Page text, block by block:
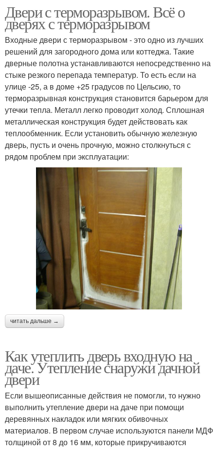
Двери с терморазрывом. Всё о
дверях с терморазрывом
Входные двери с терморазрывом - это одно из лучших
решений для загородного дома или коттеджа. Такие
дверные полотна устанавливаются непосредственно на
стыке резкого перепада температур. То есть если на
улице -25, а в доме +25 градусов по Цельсию, то
терморазрывная конструкция становится барьером для
утечки тепла. Металл легко проводит холод. Сплошная
металлическая конструкция будет действовать как
теплообменник. Если установить обычную железную
дверь, пусть и очень прочную, можно столкнуться с
рядом проблем при эксплуатации:
читать дальше →
Как утеплить дверь входную на
даче. Утепление снаружи дачной
двери
Если вышеописанные действия не помогли, то нужно
выполнить утепление двери на даче при помощи
деревянных накладок или мягких обивочных
материалов. В первом случае используются панели МДФ
толщиной от 8 до 16 мм, которые прикручиваются